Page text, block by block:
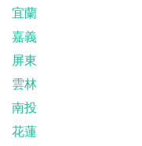
宜蘭
嘉義
屏東
雲林
南投
花蓮